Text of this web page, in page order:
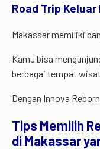
Road Trip Keluar
Makassar memiliki
Kamu bisa
berbagai tempat
Dengan Innova
Tips Memilih
diMakassar